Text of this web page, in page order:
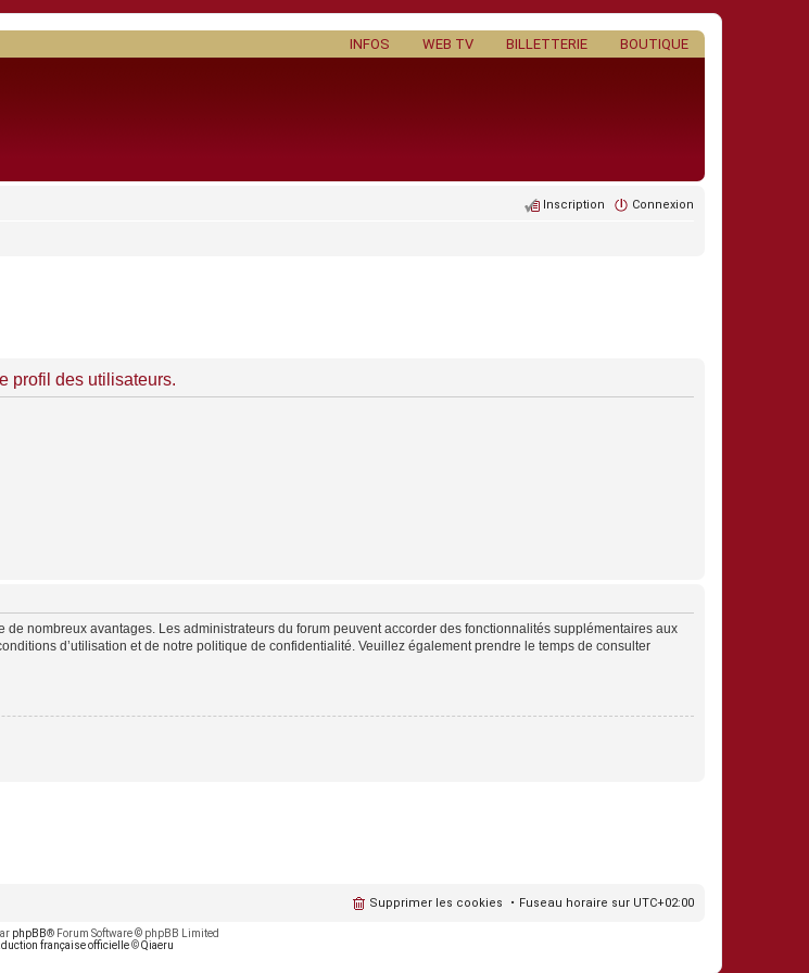
BOUTIQUE
BILLETTERIE
WEB TV
INFOS
Connexion
Inscription
profil des utilisateurs.
nombreux avantages. Les administrateurs du forum peuvent accorder des fonctionnalités supplémentaires aux
d’utilisation et de notre politique de confidentialité. Veuillez également prendre le temps de consulter
Fuseau horaire sur UTC+02:00
Supprimer les cookies
phpBB® Forum Software © phpBB Limited
française officielle©Qiaeru